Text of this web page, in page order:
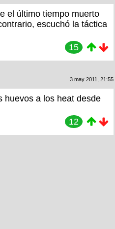
el último tiempo muerto
escuchó la táctica
15
3 may 2011, 21:55
huevos a los heat desde
12